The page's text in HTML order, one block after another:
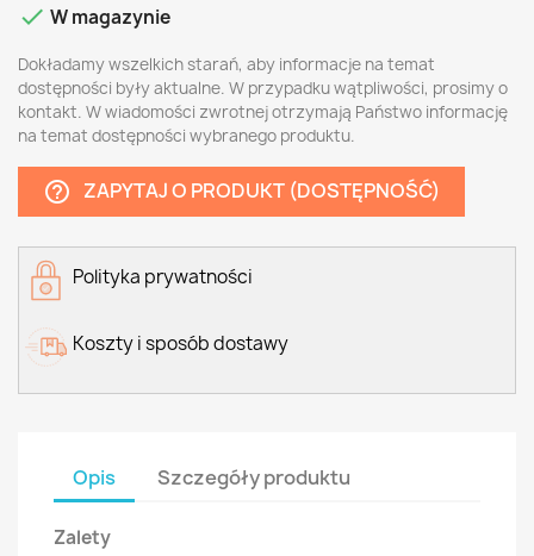
 W magazynie
Dokładamy wszelkich starań, aby informacje na temat
dostępności były aktualne. W przypadku wątpliwości, prosimy o
kontakt. W wiadomości zwrotnej otrzymają Państwo informację
na temat dostępności wybranego produktu.
help_outline ZAPYTAJ O PRODUKT (DOSTĘPNOŚĆ)
Polityka prywatności
Koszty i sposób dostawy
Opis Szczegóły produktu
Zalety